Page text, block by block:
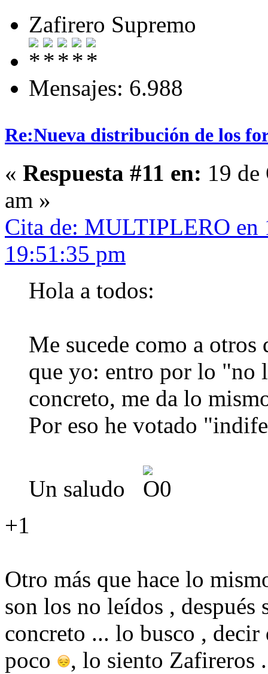
Zafirero Supremo
Mensajes: 6.988
Re:Nueva distribución de los
« Respuesta #11 en: 19
am »
Cita de: MULTIPLERO en
19:51:35 pm
Hola a todos:
Me sucede como a otros
que yo: entro por lo "no
concreto, me da lo
Por eso he votado
Un saludo
+1
Otro más que hace lo
son los no leídos ,
concreto ... lo busco ,
poco
, lo siento Zafireros